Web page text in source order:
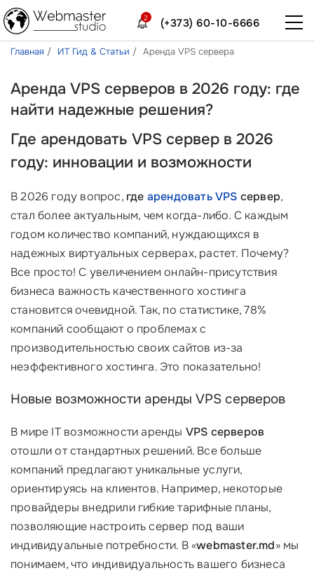
(+373) 60-10-6666
2
Главная ИТ Гид & Статьи Аренда VPS сервера
Аренда VPS серверов в 2026 году: где
найти надежные решения?
Где арендовать VPS сервер в 2026
году: инновации и возможности
В 2026 году вопрос, где арендовать VPS сервер,
стал более актуальным, чем когда-либо. С каждым
годом количество компаний, нуждающихся в
надежных виртуальных серверах, растет. Почему?
Все просто! С увеличением онлайн-присутствия
бизнеса важность качественного хостинга
становится очевидной. Так, по статистике, 78%
компаний сообщают о проблемах с
производительностью своих сайтов из-за
неэффективного хостинга. Это показательно!
Новые возможности аренды VPS серверов
В мире IT возможности аренды VPS серверов
отошли от стандартных решений. Все больше
компаний предлагают уникальные услуги,
ориентируясь на клиентов. Например, некоторые
провайдеры внедрили гибкие тарифные планы,
позволяющие настроить сервер под ваши
индивидуальные потребности. В «webmaster.md» мы
понимаем, что индивидуальность вашего бизнеса